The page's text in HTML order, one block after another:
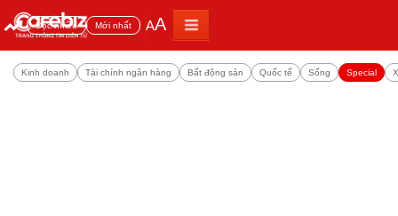
Đọc nhiều Mới nhất AA
Kinh doanh Tài chính ngân hàng Bất động sản Quốc tế Sống Special